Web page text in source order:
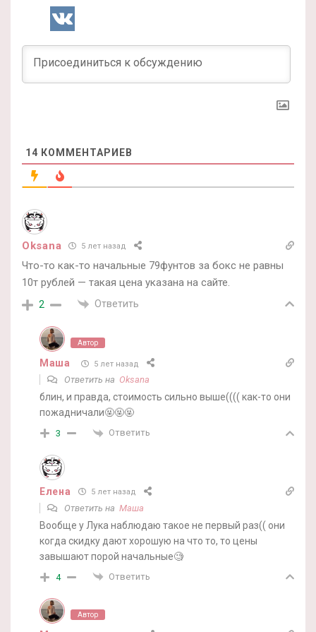
14 КОММЕНТАРИЕВ
Oksana 5 лет назад
Что-то как-то начальные 79фунтов за бокс не равны
10т рублей — такая цена указана на сайте.
2 Ответить
Автор
Маша 5 лет назад
Ответить на Oksana
блин, и правда, стоимость сильно выше(((( как-то они
пожадничали🤬🤬🤬
3 Ответить
Елена 5 лет назад
Ответить на Маша
Вообще у Лука наблюдаю такое не первый раз(( они
когда скидку дают хорошую на что то, то цены
завышают порой начальные🧐
4 Ответить
Автор